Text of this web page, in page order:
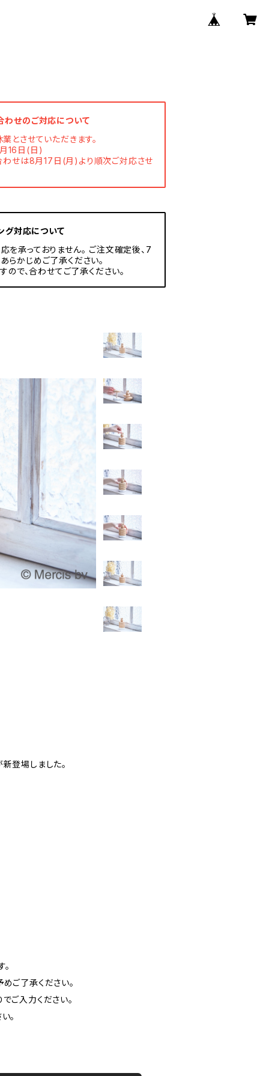
わせのご対応について
とさせていただきます。
16日(日)
わせは8月17日(月)より順次ご対応させ
グ対応について
を承っておりません。 ご注文確定後、7
らかじめご了承ください。
で、合わせてご了承ください。
登場しました。
ご了承ください。
ご入力ください。
。